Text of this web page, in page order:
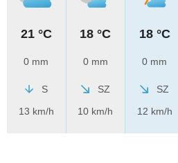
21 °C
0 mm
S
13 km/h
18 °C
0 mm
SZ
10 km/h
18 °C
0 mm
SZ
12 km/h